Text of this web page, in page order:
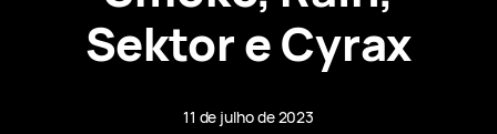
Sektor e Cyrax
11 de julho de 2023